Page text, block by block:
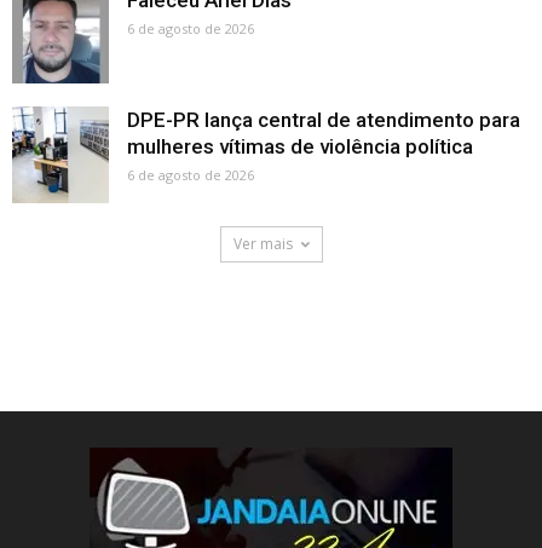
6 de agosto de 2026
DPE-PR lança central de atendimento para
mulheres vítimas de violência política
6 de agosto de 2026
Ver mais